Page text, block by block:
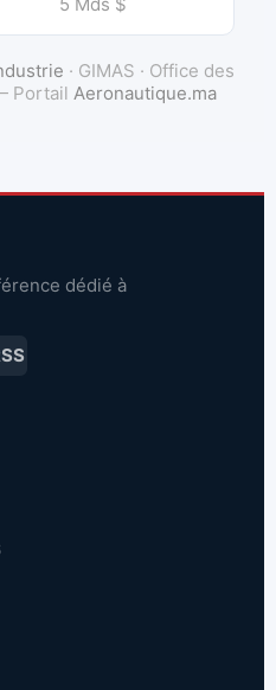
· GIMAS · Office des
Portail Aeronautique.ma
dédié à